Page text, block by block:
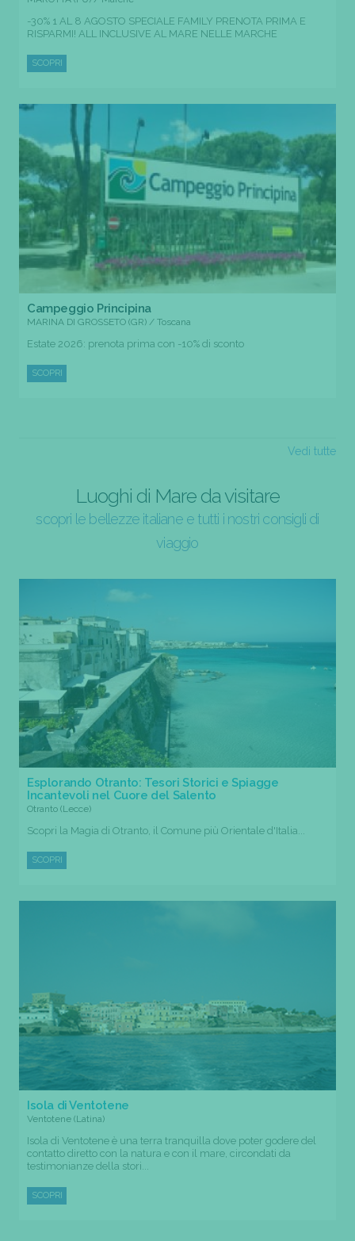
-30% 1 AL 8 AGOSTO SPECIALE FAMILY PRENOTA PRIMA E
RISPARMI! ALL INCLUSIVE AL MARE NELLE MARCHE
SCOPRI
Campeggio Principina
MARINA DI GROSSETO (GR) / Toscana
Estate 2026: prenota prima con -10% di sconto
SCOPRI
Vedi tutte
Luoghi di Mare da visitare
scopri le bellezze italiane e tutti i nostri consigli di
viaggio
Esplorando Otranto: Tesori Storici e Spiagge
Incantevoli nel Cuore del Salento
Otranto (Lecce)
Scopri la Magia di Otranto, il Comune più Orientale d'Italia...
SCOPRI
Isola di Ventotene
Ventotene (Latina)
Isola di Ventotene è una terra tranquilla dove poter godere del
contatto diretto con la natura e con il mare, circondati da
testimonianze della stori...
SCOPRI